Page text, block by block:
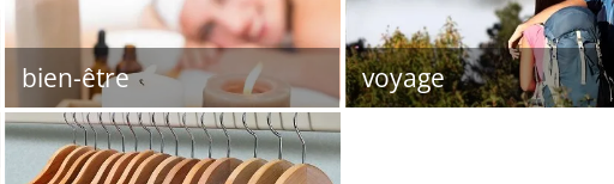
bien-être voyage